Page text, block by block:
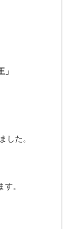
」
した。
。